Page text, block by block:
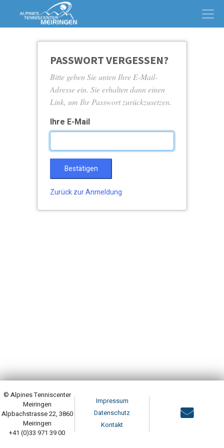
PASSWORT VERGESSEN?
Bitte geben Sie unten Ihre E-Mail-
Adresse ein. Sie erhalten dann einen
Link, um Ihr Passwort zurückzusetzen.
Ihre E-Mail
Bestätigen
Zurück zur Anmeldung
© Alpines Tenniscenter
Meiringen
Alpbachstrasse 22, 3860
Meiringen
+41 (0)33 971 39 00
Impressum
Datenschutz
Kontakt